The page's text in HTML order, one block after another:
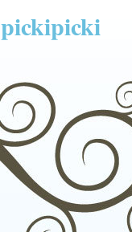
pickipicki